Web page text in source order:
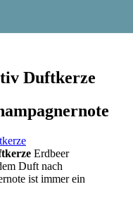
Duftkerze
Erdbeer
Duft nach
ist immer ein